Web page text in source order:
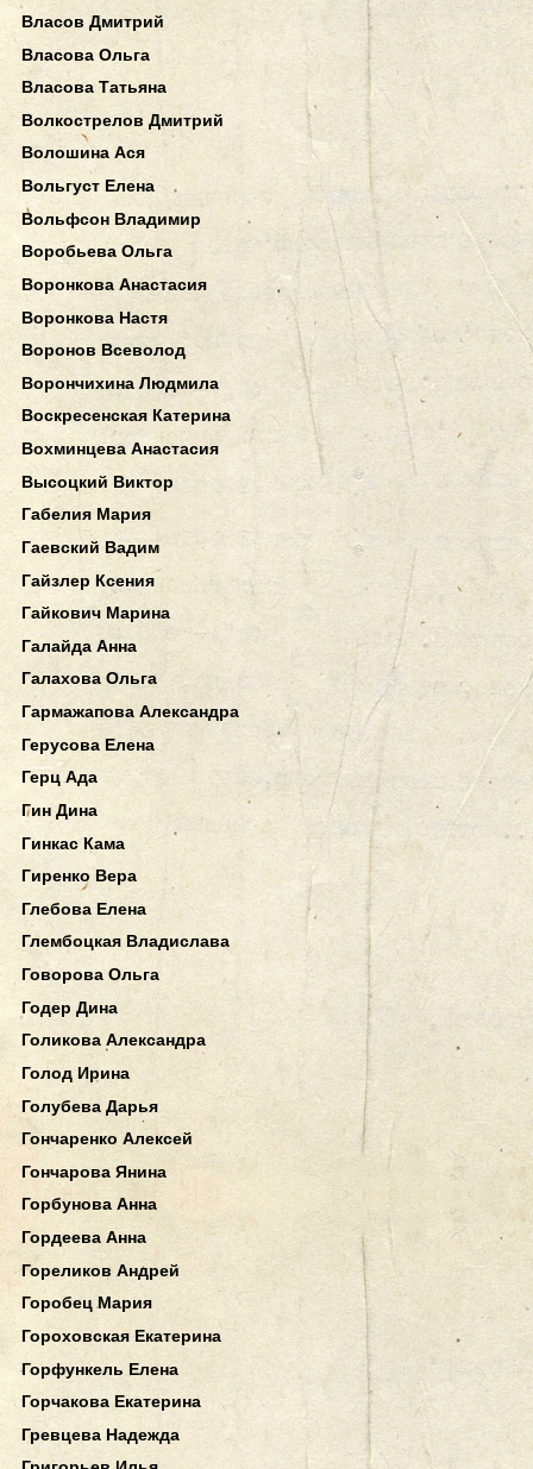
Власов Дмитрий
Власова Ольга
Власова Татьяна
Волкострелов Дмитрий
Волошина Ася
Вольгуст Елена
Вольфсон Владимир
Воробьева Ольга
Воронкова Анастасия
Воронкова Настя
Воронов Всеволод
Ворончихина Людмила
Воскресенская Катерина
Вохминцева Анастасия
Высоцкий Виктор
Габелия Мария
Гаевский Вадим
Гайзлер Ксения
Гайкович Марина
Галайда Анна
Галахова Ольга
Гармажапова Александра
Герусова Елена
Герц Ада
Гин Дина
Гинкас Кама
Гиренко Вера
Глебова Елена
Глембоцкая Владислава
Говорова Ольга
Годер Дина
Голикова Александра
Голод Ирина
Голубева Дарья
Гончаренко Алексей
Гончарова Янина
Горбунова Анна
Гордеева Анна
Гореликов Андрей
Горобец Мария
Гороховская Екатерина
Горфункель Елена
Горчакова Екатерина
Гревцева Надежда